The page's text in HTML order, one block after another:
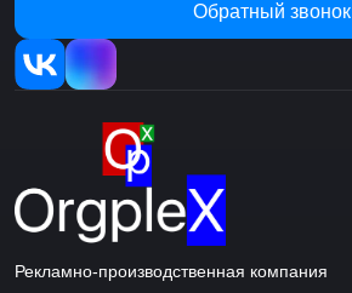
Обратный звонок
Рекламно-производственная компания